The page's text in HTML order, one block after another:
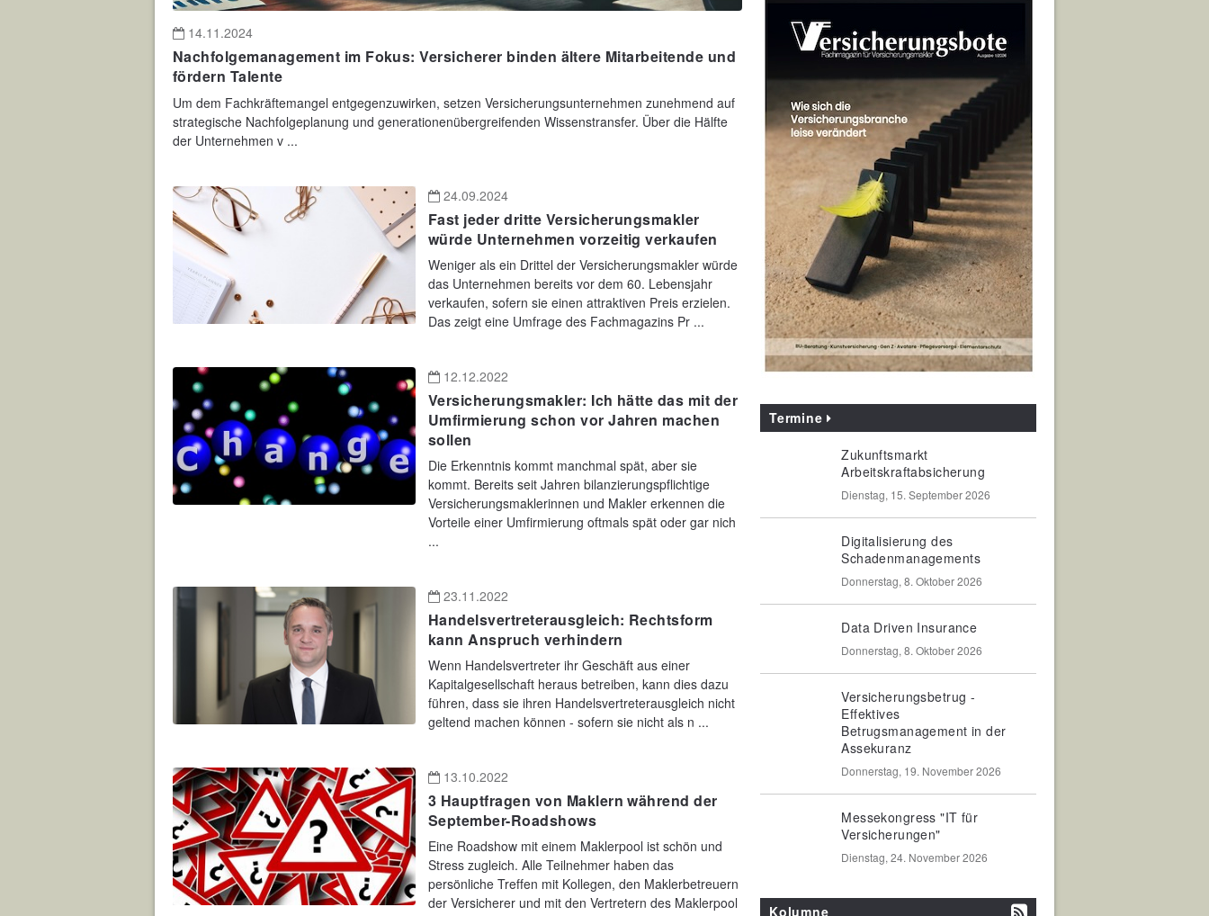
14.11.2024
Nachfolgemanagement im Fokus: Versicherer binden ältere Mitarbeitende und
fördern Talente
Um dem Fachkräftemangel entgegenzuwirken, setzen Versicherungsunternehmen zunehmend auf
strategische Nachfolgeplanung und generationenübergreifenden Wissenstransfer. Über die Hälfte
der Unternehmen v ...
24.09.2024
Fast jeder dritte Versicherungsmakler
würde Unternehmen vorzeitig verkaufen
Weniger als ein Drittel der Versicherungsmakler würde
das Unternehmen bereits vor dem 60. Lebensjahr
verkaufen, sofern sie einen attraktiven Preis erzielen.
Das zeigt eine Umfrage des Fachmagazins Pr ...
12.12.2022
Versicherungsmakler: Ich hätte das mit der
Umfirmierung schon vor Jahren machen
sollen
Die Erkenntnis kommt manchmal spät, aber sie
kommt. Bereits seit Jahren bilanzierungspflichtige
Versicherungsmaklerinnen und Makler erkennen die
Vorteile einer Umfirmierung oftmals spät oder gar nich
...
23.11.2022
Handelsvertreterausgleich: Rechtsform
kann Anspruch verhindern
Wenn Handelsvertreter ihr Geschäft aus einer
Kapitalgesellschaft heraus betreiben, kann dies dazu
führen, dass sie ihren Handelsvertreterausgleich nicht
geltend machen können - sofern sie nicht als n ...
13.10.2022
3 Hauptfragen von Maklern während der
September-Roadshows
Eine Roadshow mit einem Maklerpool ist schön und
Stress zugleich. Alle Teilnehmer haben das
persönliche Treffen mit Kollegen, den Maklerbetreuern
der Versicherer und mit den Vertretern des Maklerpool
Termine
Zukunftsmarkt
Arbeitskraftabsicherung
Dienstag, 15. September 2026
Digitalisierung des
Schadenmanagements
Donnerstag, 8. Oktober 2026
Data Driven Insurance
Donnerstag, 8. Oktober 2026
Versicherungsbetrug -
Effektives
Betrugsmanagement in der
Assekuranz
Donnerstag, 19. November 2026
Messekongress "IT für
Versicherungen"
Dienstag, 24. November 2026
Kolumne